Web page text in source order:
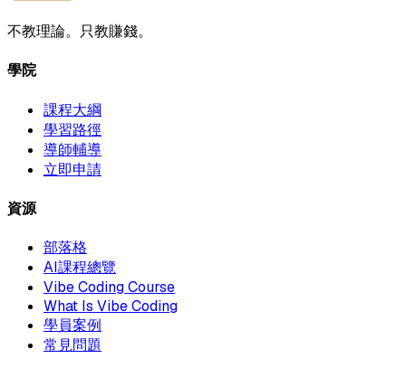
不教理論。只教賺錢。
學院
課程大綱
學習路徑
導師輔導
立即申請
資源
部落格
AI課程總覽
Vibe Coding Course
What Is Vibe Coding
學員案例
常見問題